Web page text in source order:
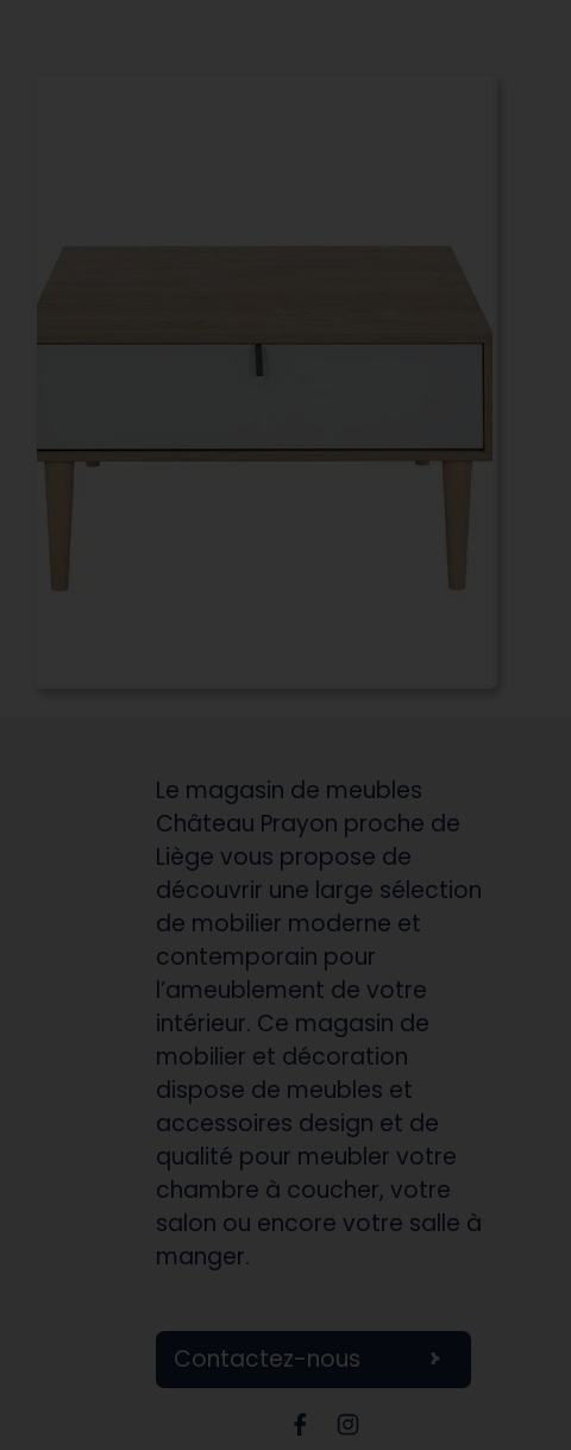
Le magasin de meubles
Château Prayon proche de
Liège vous propose de
découvrir une large sélection
de mobilier moderne et
contemporain pour
l’ameublement de votre
intérieur. Ce magasin de
mobilier et décoration
dispose de meubles et
accessoires design et de
qualité pour meubler votre
chambre à coucher, votre
salon ou encore votre salle à
manger.
Contactez-nous
Page Facebook
Page Instagram